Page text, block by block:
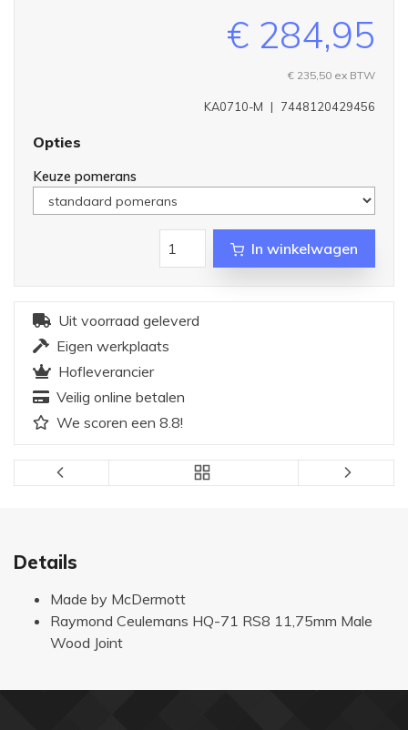
€ 284,95
€ 235,50 ex BTW
7448120429456
|
KA0710-M
Opties
Keuze pomerans
In winkelwagen
Uit voorraad geleverd
Eigen werkplaats
Hofleverancier
Veilig online betalen
We scoren een 8.8!
Details
Made by McDermott
Raymond Ceulemans HQ-71 RS8 11,75mm Male
Wood Joint